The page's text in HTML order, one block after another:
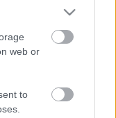
web or
to
sajtó
további
nem adunk,